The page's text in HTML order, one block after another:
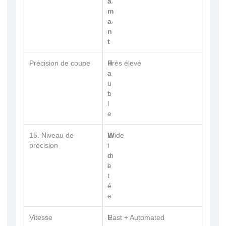
m
a
n
t
Précision de coupe
F
a
i
b
l
e
H
a
u
t
Très élevé
15. Niveau de
précision
L
i
m
i
t
é
e
W
i
d
e
Wide
Vitesse
L
R
Fast + Automated